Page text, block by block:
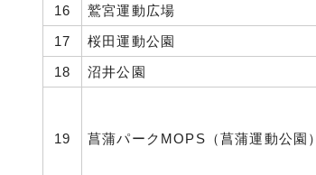
16
鷲宮運動広場
17
桜田運動公園
18
沼井公園
19 菖蒲パークMOPS（菖蒲運動公園）